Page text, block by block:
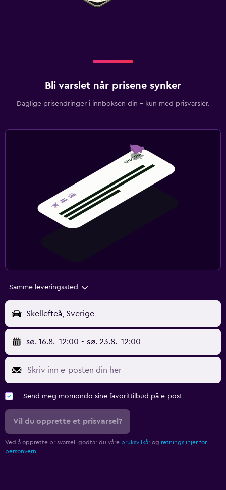
Bli varslet når prisene synker
Daglige prisendringer i innboksen din – kun med prisvarsler.
Samme leveringssted
Skellefteå, Sverige
sø. 16.8. 12:00 - sø. 23.8. 12:00
Send meg momondo sine favorittilbud på e-post
Vil du opprette et prisvarsel?
Ved å opprette prisvarsel, godtar du våre bruksvilkår og retningslinjer for
personvern.